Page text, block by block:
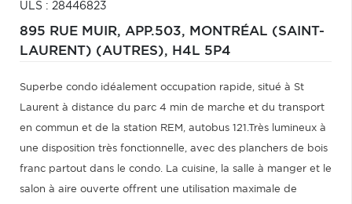
ULS : 28446823
895 RUE MUIR, APP.503, MONTRÉAL (SAINT-
LAURENT) (AUTRES), H4L 5P4
Superbe condo idéalement occupation rapide, situé à St
Laurent à distance du parc 4 min de marche et du transport
en commun et de la station REM, autobus 121.Très lumineux à
une disposition très fonctionnelle, avec des planchers de bois
franc partout dans le condo. La cuisine, la salle à manger et le
salon à aire ouverte offrent une utilisation maximale de